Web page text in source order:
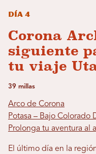
Día 4
Corona
siguiente
tu viaje
39 millas
Arco de Corona
Potasa – Bajo Colorado
Prolonga tu aventura al
El último día en la